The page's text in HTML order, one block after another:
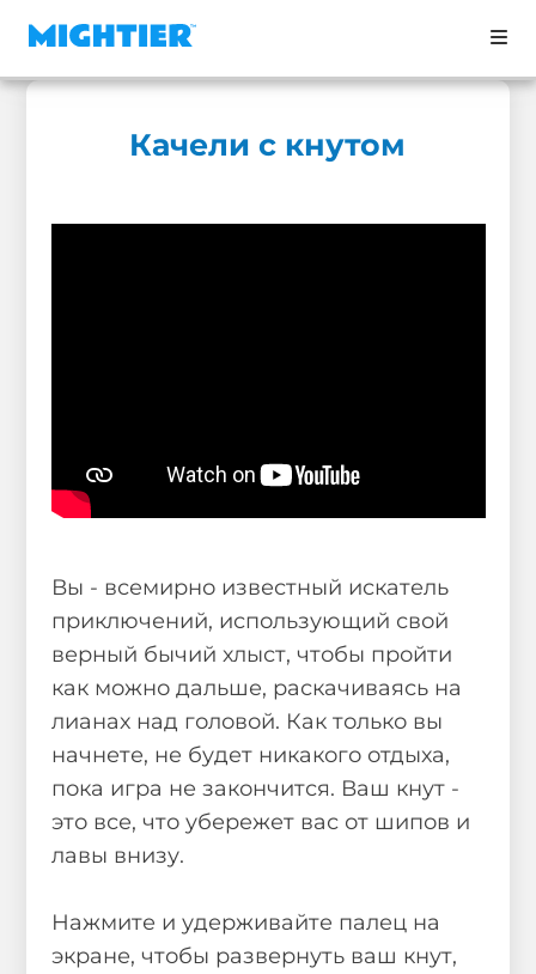
Качели с кнутом
Вы - всемирно известный искатель
приключений, использующий свой
верный бычий хлыст, чтобы пройти
как можно дальше, раскачиваясь на
лианах над головой. Как только вы
начнете, не будет никакого отдыха,
пока игра не закончится. Ваш кнут -
это все, что убережет вас от шипов и
лавы внизу.
Нажмите и удерживайте палец на
экране, чтобы развернуть ваш кнут,